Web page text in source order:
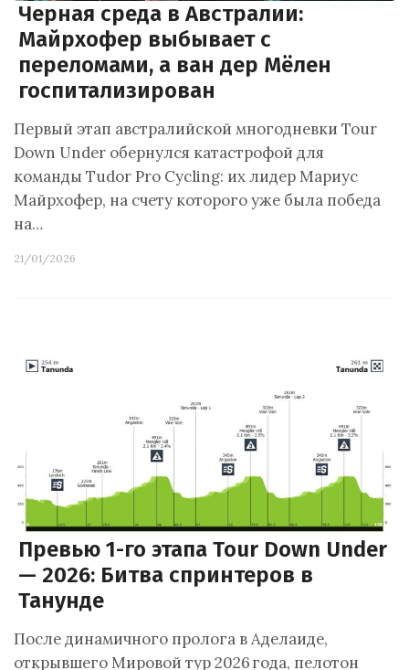
Черная среда в Австралии:
Майрхофер выбывает с
переломами, а ван дер Мёлен
госпитализирован
Первый этап австралийской многодневки Tour
Down Under обернулся катастрофой для
команды Tudor Pro Cycling: их лидер Мариус
Майрхофер, на счету которого уже была победа
на…
21/01/2026
Превью 1-го этапа Tour Down Under
— 2026: Битва спринтеров в
Танунде
После динамичного пролога в Аделаиде,
открывшего Мировой тур 2026 года, пелотон